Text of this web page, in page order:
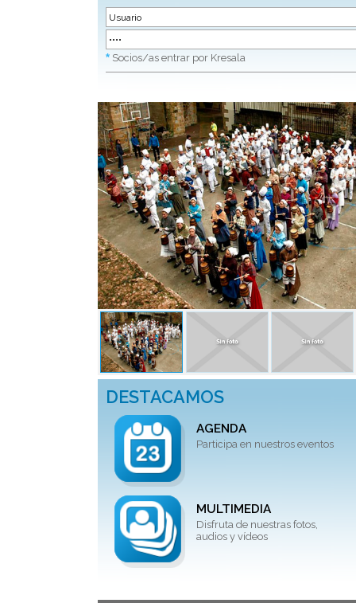
* Socios/as entrar por Kresala
DESTACAMOS
AGENDA
Participa en nuestros eventos
MULTIMEDIA
Disfruta de nuestras fotos,
audios y vídeos